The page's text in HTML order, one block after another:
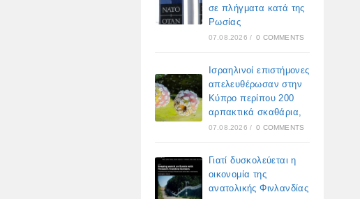
σε πλήγματα κατά της
Ρωσίας
07.08.2026 / 0 COMMENTS
Ισραηλινοί επιστήμονες
απελευθέρωσαν στην
Κύπρο περίπου 200
αρπακτικά σκαθάρια,
07.08.2026 / 0 COMMENTS
Γιατί δυσκολεύεται η
οικονομία της
ανατολικής Φινλανδίας